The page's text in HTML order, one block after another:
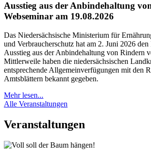
Ausstieg aus der Anbindehaltung
Webseminar am 19.08.2026
Das Niedersächsische Ministerium für
und Verbraucherschutz hat am 2. Juni 2026 den
Ausstieg aus der Anbindehaltung von Rindern
Mittlerweile haben die niedersächsischen
entsprechende Allgemeinverfügungen mit den
Amtsblättern bekannt gegeben.
Mehr lesen...
Alle Veranstaltungen
Veranstaltungen